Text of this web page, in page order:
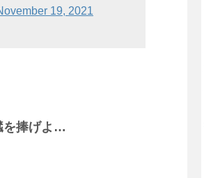
19, 2021
を捧げよ…